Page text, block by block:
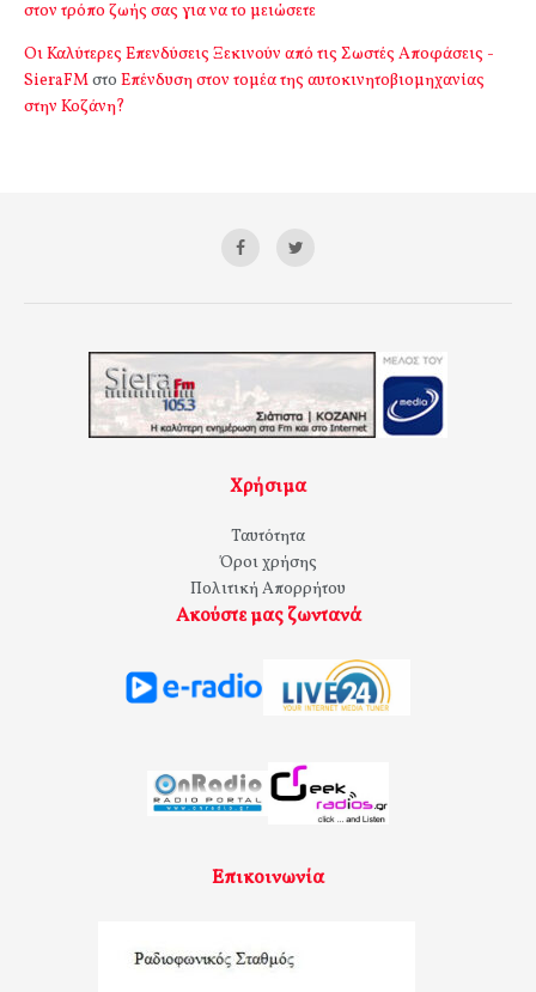
στον τρόπο ζωής σας για να το μειώσετε
Οι Καλύτερες Επενδύσεις Ξεκινούν από τις Σωστές Αποφάσεις -
SieraFMστο Επένδυση στον τομέα της αυτοκινητοβιομηχανίας
στην Κοζάνη?
Χρήσιμα
Ταυτότητα
Όροι χρήσης
Πολιτική Απορρήτου
Ακούστε μας ζωντανά
Επικοινωνία